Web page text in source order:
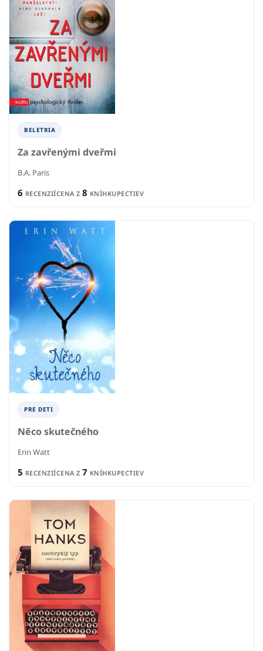
BELETRIA
Za zavřenými dveřmi
B.A. Paris
6 RECENZIÍCENA Z 8 KNÍHKUPECTIEV
PRE DETI
Něco skutečného
Erin Watt
5 RECENZIÍCENA Z 7 KNÍHKUPECTIEV